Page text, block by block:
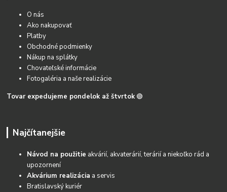
O nás
Ako nakupovať
Platby
Obchodné podmienky
Nákup na splátky
Chovateľské informácie
Fotogaléria a naše realizácie
Tovar expedujeme pondelok až štvrtok 🟢
Najčítanejšie
Návod na použitie akvárií, akvaterárií, terárií a niekoľko rád a
upozornení
Akvárium realizácia a servis
Bratislavský kuriér